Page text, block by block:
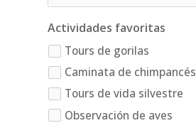
Actividades favoritas
Tours de gorilas
Caminata de chimpancés
Tours de vida silvestre
Observación de aves